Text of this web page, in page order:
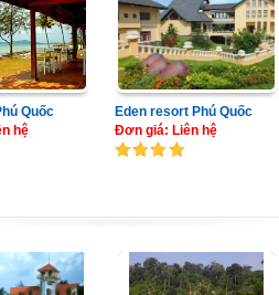
Quốc
hệ
Eden resort Phú Quốc
Đơn giá: Liên hệ